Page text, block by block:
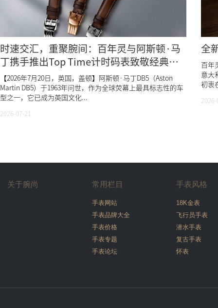
时速交汇，重聚腕间：百年灵与阿斯顿·马
丁携手推出Top Time计时码表致敬经典
DB5
【2026年7月20日，英国，盖顿】阿斯顿·马丁DB5（Aston
Martin DB5）于1963年问世，作为全球荧幕上最具标志性的车
型之一，它已成为英国文化...
2026-07-21
全
百年
意大
初衷
关于腕尚 常用栏目
手表网站
手表品牌大全
手表价格
手表专题
手表论坛
手表风格
18K金表
飞行员手表
潜水手表
复古手表
怀表